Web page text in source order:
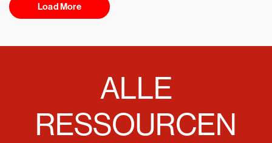
Load More
ALLE
RESSOURCEN